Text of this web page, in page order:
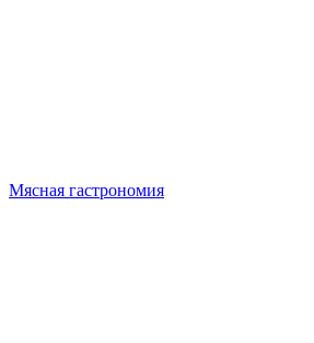
Мясная гастрономия